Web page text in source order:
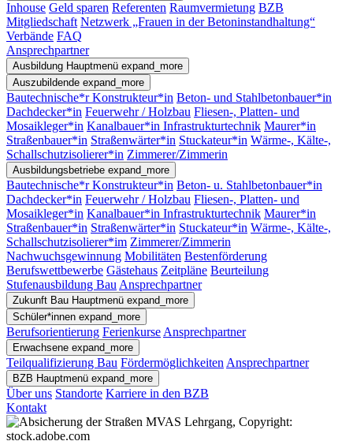
Inhouse Geld sparen Referenten Raumvermietung BZB
Mitgliedschaft Netzwerk „Frauen in der Betoninstandhaltung“
Verbände FAQ
Ansprechpartner
Ausbildung Hauptmenü expand_more
Auszubildende expand_more
Bautechnische*r Konstrukteur*in Beton- und Stahlbetonbauer*in
Dachdecker*in Feuerwehr / Holzbau Fliesen-, Platten- und
Mosaikleger*in Kanalbauer*in Infrastrukturtechnik Maurer*in
Straßenbauer*in Straßenwärter*in Stuckateur*in Wärme-, Kälte-,
Schallschutzisolierer*in Zimmerer/Zimmerin
Ausbildungsbetriebe expand_more
Bautechnische*r Konstrukteur*in Beton- u. Stahlbetonbauer*in
Dachdecker*in Feuerwehr / Holzbau Fliesen-, Platten- und
Mosaikleger*in Kanalbauer*in Infrastrukturtechnik Maurer*in
Straßenbauer*in Straßenwärter*in Stuckateur*in Wärme-, Kälte-,
Schallschutzisolierer*im Zimmerer/Zimmerin
Nachwuchsgewinnung Mobilitäten Bestenförderung
Berufswettbewerbe Gästehaus Zeitpläne Beurteilung
Stufenausbildung Bau Ansprechpartner
Zukunft Bau Hauptmenü expand_more
Schüler*innen expand_more
Berufsorientierung Ferienkurse Ansprechpartner
Erwachsene expand_more
Teilqualifizierung Bau Fördermöglichkeiten Ansprechpartner
BZB Hauptmenü expand_more
Über uns Standorte Karriere in den BZB
Kontakt